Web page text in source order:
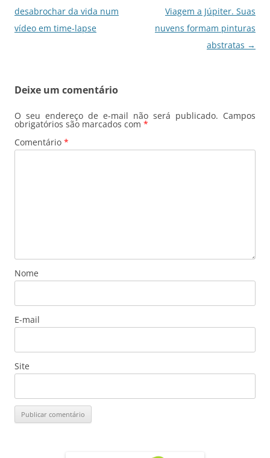
de
posts
desabrochar da vida num
vídeo em time-lapse
Viagem a Júpiter. Suas
nuvens formam pinturas
abstratas →
Deixe um comentário
O seu endereço de e-mail não será publicado. Campos
obrigatórios são marcados com *
Comentário *
Nome
E-mail
Site